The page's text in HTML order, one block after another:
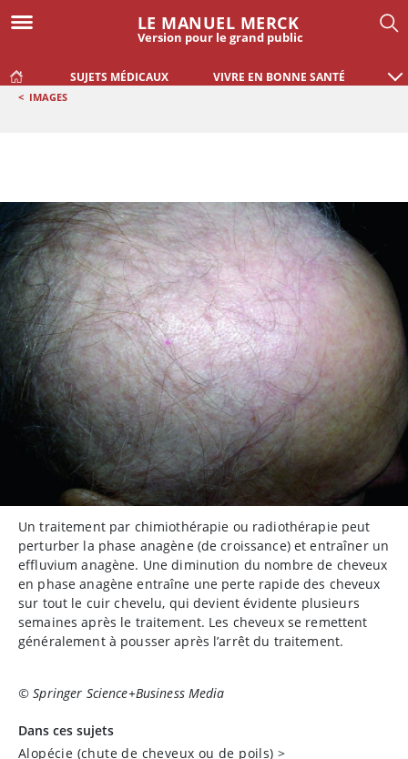
LE MANUEL MERCK
Version pour le grand public
SUJETS MÉDICAUX VIVRE EN BONNE SANTÉ
< IMAGES
Un traitement par chimiothérapie ou radiothérapie peut
perturber la phase anagène (de croissance) et entraîner un
effluvium anagène. Une diminution du nombre de cheveux
en phase anagène entraîne une perte rapide des cheveux
sur tout le cuir chevelu, qui devient évidente plusieurs
semaines après le traitement. Les cheveux se remettent
généralement à pousser après l’arrêt du traitement.
© Springer Science+Business Media
Dans ces sujets
Alopécie (chute de cheveux ou de poils) >